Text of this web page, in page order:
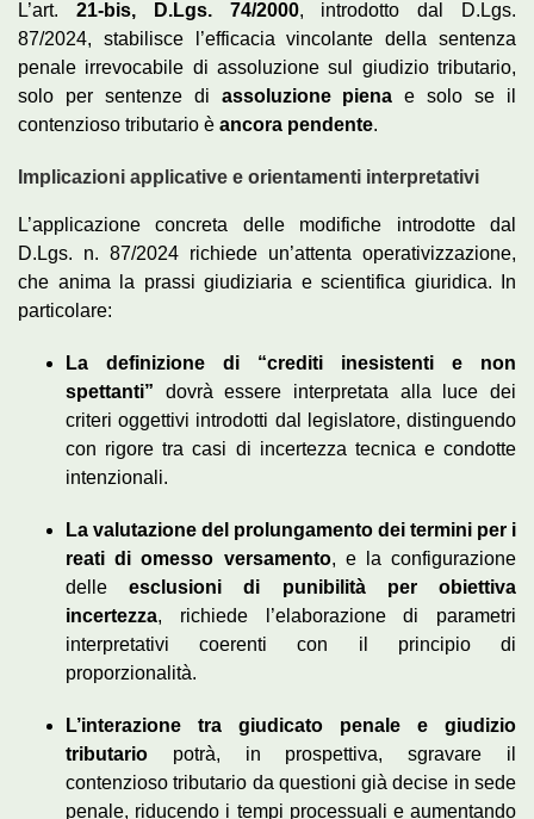
L’art. 21‑bis, D.Lgs. 74/2000, introdotto dal D.Lgs.
87/2024, stabilisce l’efficacia vincolante della sentenza
penale irrevocabile di assoluzione sul giudizio tributario,
solo per sentenze di assoluzione piena e solo se il
contenzioso tributario è ancora pendente.
Implicazioni applicative e orientamenti interpretativi
L’applicazione concreta delle modifiche introdotte dal
D.Lgs. n. 87/2024 richiede un’attenta operativizzazione,
che anima la prassi giudiziaria e scientifica giuridica. In
particolare:
La definizione di “crediti inesistenti e non
spettanti” dovrà essere interpretata alla luce dei
criteri oggettivi introdotti dal legislatore, distinguendo
con rigore tra casi di incertezza tecnica e condotte
intenzionali.
La valutazione del prolungamento dei termini per i
reati di omesso versamento, e la configurazione
delleesclusioni di punibilità per obiettiva
incertezza, richiede l’elaborazione di parametri
interpretativi coerenti con il principio di
proporzionalità.
L’interazione tra giudicato penale e giudizio
tributario potrà, in prospettiva, sgravare il
contenzioso tributario da questioni già decise in sede
penale, riducendo i tempi processuali e aumentando